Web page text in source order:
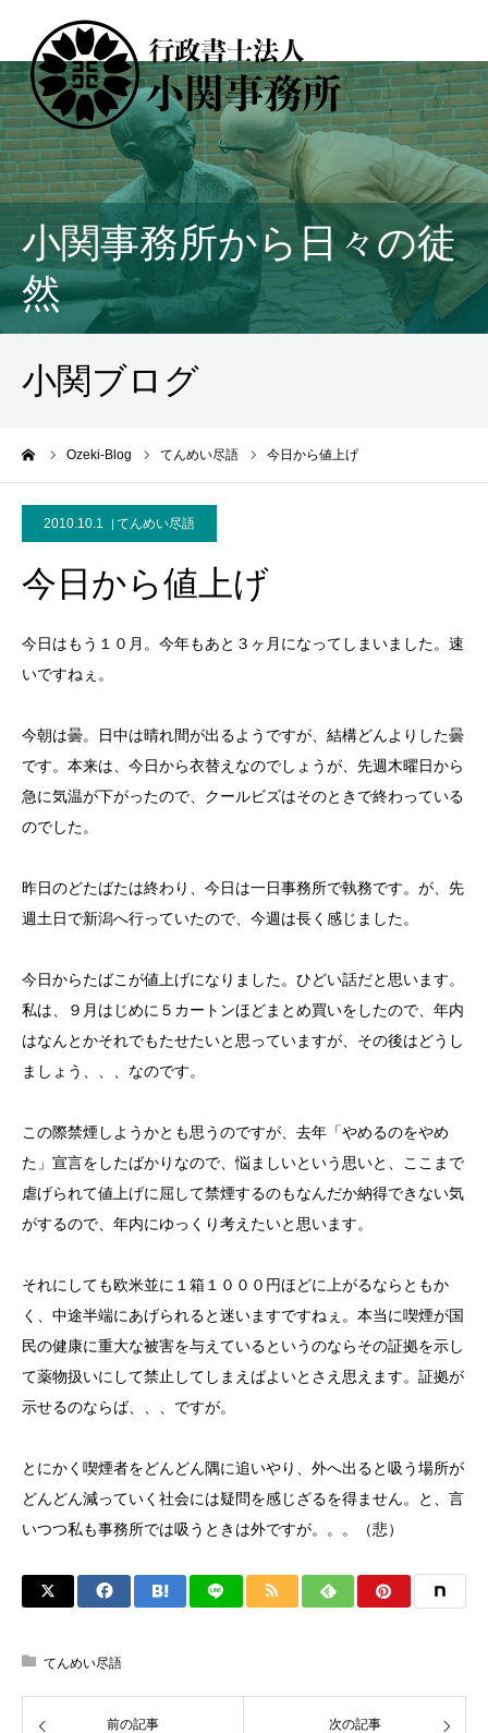
小関事務所から日々の徒
然
小関ブログ
Ozeki-Blog てんめい尽語 今日から値上げ
2010.10.1 てんめい尽語
今日から値上げ
今日はもう１０月。今年もあと３ヶ月になってしまいました。速
いですねぇ。
今朝は曇。日中は晴れ間が出るようですが、結構どんよりした曇
です。本来は、今日から衣替えなのでしょうが、先週木曜日から
急に気温が下がったので、クールビズはそのときで終わっている
のでした。
昨日のどたばたは終わり、今日は一日事務所で執務です。が、先
週土日で新潟へ行っていたので、今週は長く感じました。
今日からたばこが値上げになりました。ひどい話だと思います。
私は、９月はじめに５カートンほどまとめ買いをしたので、年内
はなんとかそれでもたせたいと思っていますが、その後はどうし
ましょう、、、なのです。
この際禁煙しようかとも思うのですが、去年「やめるのをやめ
た」宣言をしたばかりなので、悩ましいという思いと、ここまで
虐げられて値上げに屈して禁煙するのもなんだか納得できない気
がするので、年内にゆっくり考えたいと思います。
それにしても欧米並に１箱１０００円ほどに上がるならともか
く、中途半端にあげられると迷いますですねぇ。本当に喫煙が国
民の健康に重大な被害を与えているというのならその証拠を示し
て薬物扱いにして禁止してしまえばよいとさえ思えます。証拠が
示せるのならば、、、ですが。
とにかく喫煙者をどんどん隅に追いやり、外へ出ると吸う場所が
どんどん減っていく社会には疑問を感じざるを得ません。と、言
いつつ私も事務所では吸うときは外ですが。。。（悲）
てんめい尽語
前の記事 次の記事